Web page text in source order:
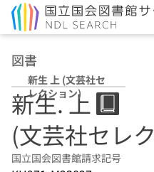
図書
新生 上 (文芸社セ
レクション)
新生. 上
(文芸社セレ
国立国会図書館請求記号